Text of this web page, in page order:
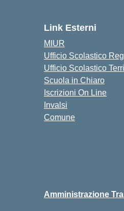
Link Esterni
MIUR
Ufficio Scolastico
Ufficio Scolastico
Scuola in Chiaro
Iscrizioni On Line
Invalsi
Comune
Amministrazione